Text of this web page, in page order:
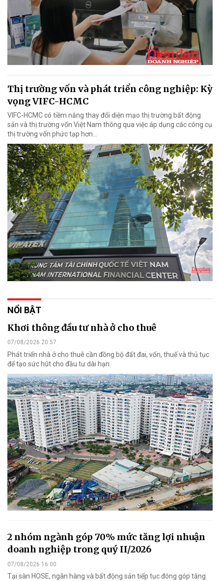
Thị trường vốn và phát triển công nghiệp: Kỳ
vọng VIFC-HCMC
VIFC-HCMC có tiềm năng thay đổi diện mạo thị trường bất động
sản và thị trường vốn Việt Nam thông qua việc áp dụng các công cụ
thị trường vốn phức tạp hơn...
NỔI BẬT
Khơi thông đầu tư nhà ở cho thuê
07/08/2026 20:57
Phát triển nhà ở cho thuê cần đồng bộ đất đai, vốn, thuế và thủ tục
để tạo sức hút cho đầu tư dài hạn.
2 nhóm ngành góp 70% mức tăng lợi nhuận
doanh nghiệp trong quý II/2026
07/08/2026 16:00
Tại sàn HOSE, ngân hàng và bất động sản tiếp tục đóng góp tăng